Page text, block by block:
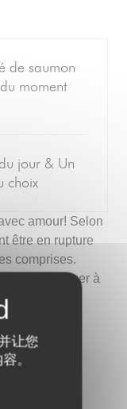
让您
。
de saumon
moment
jour & Un
choix
amour! Selon
être en rupture
comprises.
vous adresser à